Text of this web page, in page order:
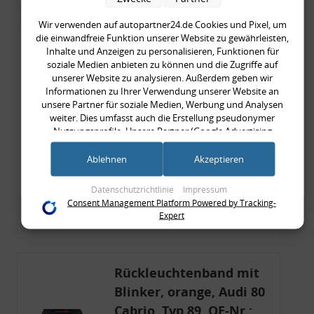
Rückleuchtenband mit
Blinker, rot, US-Ecken,
Audi 80 Cabrio, Typ 89,
OE-Nr.: 8G0945225 +
8G0945225C
999,99 €
inkl. gesetzl. MwSt., zzgl.Versandkosten
Merkzettel
Zum Artikel
Rückleuchtenband mit
Blinker, orange, Audi 80
Cabrio, Typ 89, OE-Nr.:
Wir verwenden auf autopartner24.de Cookies und Pixel, um
die einwandfreie Funktion unserer Website zu gewährleisten,
Inhalte und Anzeigen zu personalisieren, Funktionen für
soziale Medien anbieten zu können und die Zugriffe auf
unserer Website zu analysieren. Außerdem geben wir
Informationen zu Ihrer Verwendung unserer Website an
unsere Partner für soziale Medien, Werbung und Analysen
weiter. Dies umfasst auch die Erstellung pseudonymer
Nutzungsprofile. Unsere Partner (Google Advertising
Products) führen diese Informationen möglicherweise mit
weiteren Daten zusammen, die Sie ihnen bereitgestellt haben
im Rahmen Ihrer Nutzung der Dienste gesammelt haben
(bspw. Nutzungsdaten anderer Geräte). Ihre Einwilligung zur
Nutzung von Cookies und Pixeln können Sie jederzeit
widerrufen, indem Sie auf den Datenschutz-Button links
Zwecke der Datenverarbeitung durch unsere Partner:
Speichern von oder Zugriff auf Informationen auf einem Endgerät
Verwendung reduzierter Daten zur Auswahl von Werbeanzeigen
Datenschutzrichtlinie Impressum
Ablehnen Akzeptieren
Consent Management Platform Powered by Tracking-
Expert